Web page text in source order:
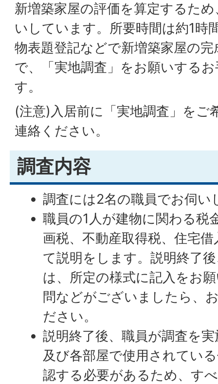
新増築家屋の評価を算定するた
いしています。所要時間は約1時
物表題登記などで新増築家屋の
で、「実地調査」をお願いする
す。
(注意)入居前に「実地調査」をご
連絡ください。
調査内容
調査には2名の職員でお伺い
職員の1人が建物に関わる税
画税、不動産取得税、住宅
て説明をします。説明終了
は、所定の様式に記入をお
問などがございましたら、
ださい。
説明終了後、職員が調査を
及び各部屋で使用されてい
認する必要があるため、す